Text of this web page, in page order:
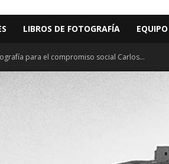
LIBROS DE FOTOGRAFÍA EQUIPO
para el compromiso social Carlos...